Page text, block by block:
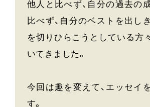
他人と比べず、自分の過去の
比べず、自分のベストを出し
を切りひらこうとしている方
いてきました。
今回は趣を変えて、エッセイ
す。